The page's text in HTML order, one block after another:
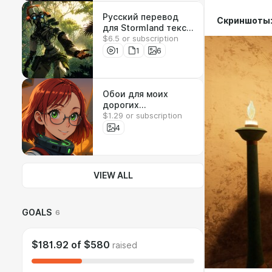
Русский перевод
для Stormland текст
+ озвучка
$6.5 or subscription
1
1 6
Обои для моих
дорогих
подписчиков
$1.29 or subscription
4
VIEW ALL
GOALS 6
$181.92 of $580 raised
Скриншоты: